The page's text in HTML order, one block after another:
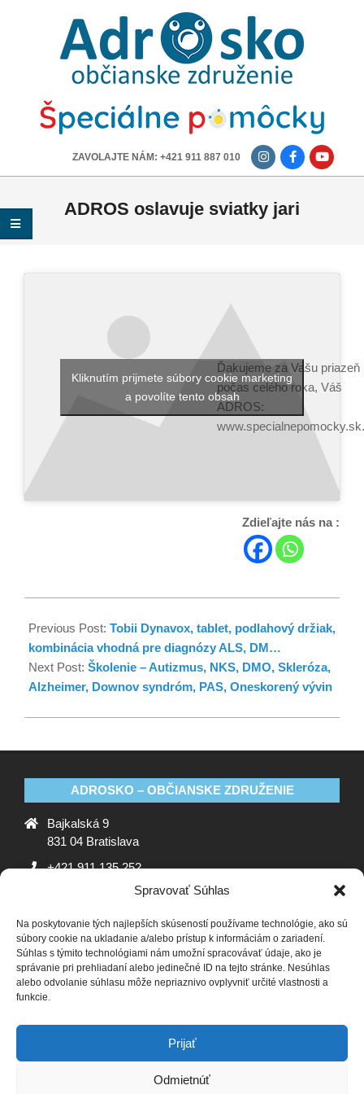
Spravovať Súhlas
Na poskytovanie tých najlepších skúseností používame technológie, ako sú
súbory cookie na ukladanie a/alebo prístup k informáciám o zariadení.
Súhlas s týmito technológiami nám umožní spracovávať údaje, ako je
správanie pri prehliadaní alebo jedinečné ID na tejto stránke. Nesúhlas
alebo odvolanie súhlasu môže nepriaznivo ovplyvniť určité vlastnosti a
funkcie.
Prijať
Odmietnúť
ADROSKO
OBČIANSKE
ZDRUŽENIE
ZAVOLAJTE NÁM: +421 911 887 010
ADROS oslavuje sviatky jari
Ďakujeme za Vašu priazeň
počas celého roka, Váš
ADROS:
www.specialnepomocky.sk.
Kliknutím prijmete súbory cookie marketing
a povolíte tento obsah
Zdieľajte nás na :
Previous Post: Tobii Dynavox, tablet, podlahový držiak,
kombinácia vhodná pre diagnózy ALS, DM…
Next Post: Školenie – Autizmus, NKS, DMO, Skleróza,
Alzheimer, Downov syndróm, PAS, Oneskorený vývin
ADROSKO – OBČIANSKE ZDRUŽENIE
Bajkalská 9
831 04 Bratislava
+421 911 135 252
ADROSKO
Stanovy OZ Ochrana osobných údajov
Zásady
používania súborov cookie (EÚ)
Vyhlásenie o ochrane
osobných údajov (EU)
SLEDUJTE NÁS